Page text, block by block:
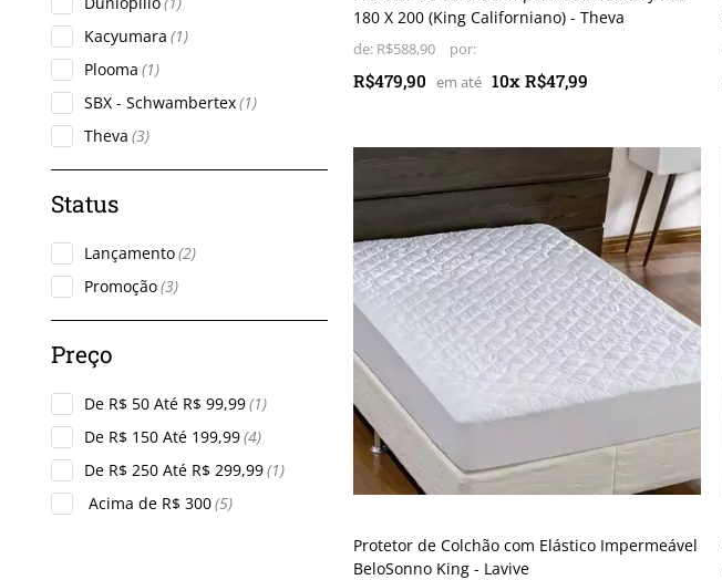
Kacyumara (1)
Plooma (1)
SBX - Schwambertex(1)
Theva (3)
Lançamento(2)
Promoção(3)
De R$ 50 Até R$ 99,99(1)
De R$ 150 Até 199,99(4)
De R$ 250 Até R$ 299,99(1)
Acima de R$ 300(5)
180 X 200 (King Californiano) - Theva
de: R$588,90
R$479,90 10x R$47,99
Protetor de Colchão com Elástico Impermeável
BeloSonno King - Lavive